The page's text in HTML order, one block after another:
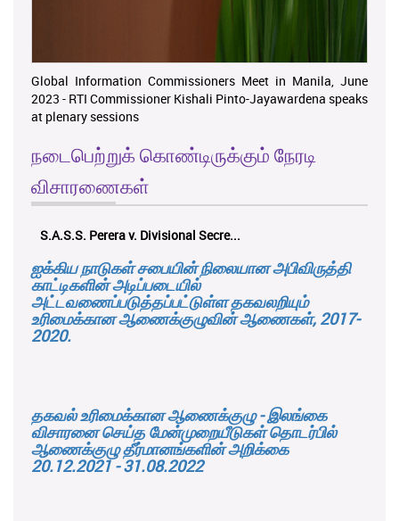
Global Information Commissioners Meet in Manila, June
2023 - RTI Commissioner Kishali Pinto-Jayawardena speaks
at plenary sessions
நடைபெற்றுக் கொண்டிருக்கும் நேரடி
விசாரணைகள்
Secre... K.M.D.S.K. Kulatunga v.
ஐக்கிய நாடுகள் சபையின் நிலையான அபிவிருத்தி
காட்டிகளின் அடிப்படையில்
அட்டவணைப்படுத்தப்பட்டுள்ள தகவலறியும்
உரிமைக்கான ஆணைக்குழுவின் ஆணைகள், 2017-
2020.
தகவல் உரிமைக்கான ஆணைக்குழு - இலங்கை
விசாரனை செய்த மேன்முறையீடுகள் தொடர்பில்
ஆணைக்குழு தீர்மானங்களின் அறிக்கை
20.12.2021 - 31.08.2022